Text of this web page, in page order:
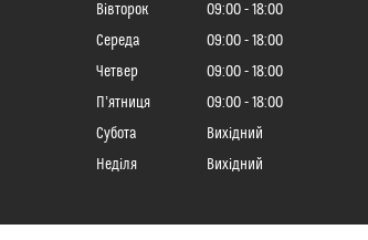
Вівторок
09:00
18:00
Середа
09:00
18:00
Четвер
09:00
18:00
Пʼятниця
09:00
18:00
Субота
Вихідний
Неділя
Вихідний